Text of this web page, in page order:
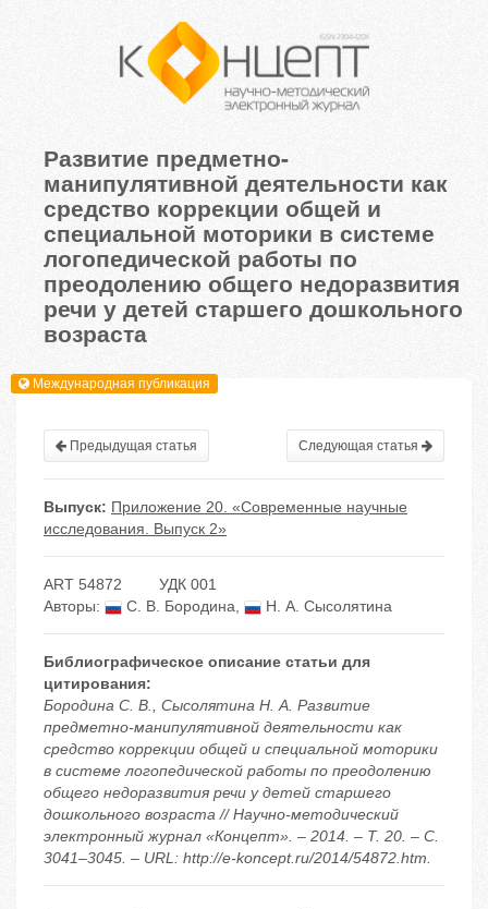
Развитие предметно-
манипулятивной деятельности как
средство коррекции общей и
специальной моторики в системе
логопедической работы по
преодолению общего недоразвития
речи у детей старшего дошкольного
возраста
Международная публикация
Предыдущая статья Следующая статья
Выпуск: Приложение 20. «Современные научные
исследования. Выпуск 2»
ART 54872
УДК 001
Авторы:
С. В. Бородина, Н. А. Сысолятина
Библиографическое описание статьи для
цитирования:
Бородина С. В., Сысолятина Н. А. Развитие
предметно-манипулятивной деятельности как
средство коррекции общей и специальной моторики
в системе логопедической работы по преодолению
общего недоразвития речи у детей старшего
дошкольного возраста // Научно-методический
электронный журнал «Концепт». – 2014. – Т. 20. – С.
3041–3045. – URL: http://e-koncept.ru/2014/54872.htm.